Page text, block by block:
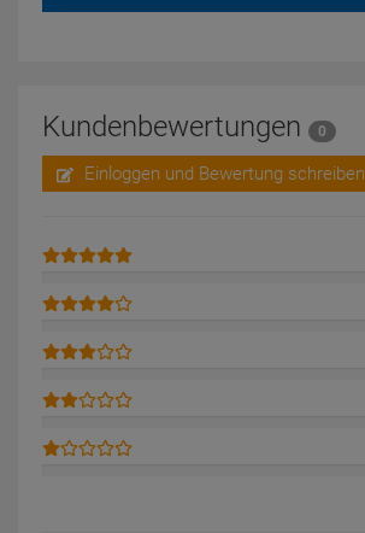
Kundenbewertungen 0
Einloggen und Bewertung schreiben